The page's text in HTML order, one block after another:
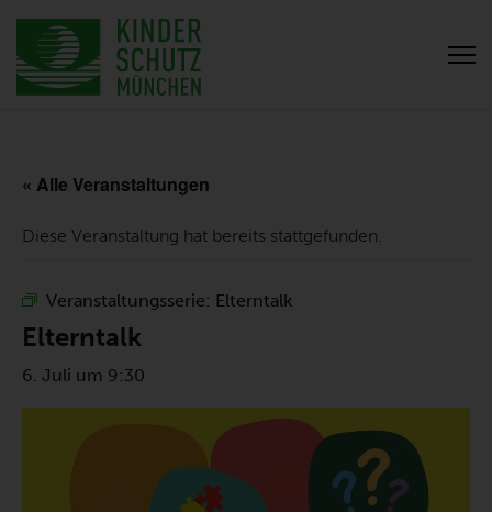
« Alle Veranstaltungen
Diese Veranstaltung hat bereits stattgefunden.
Veranstaltungsserie: Elterntalk
Elterntalk
6. Juli um 9:30